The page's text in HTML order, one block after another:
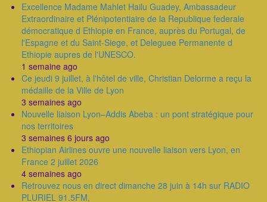
Excellence Madame Mahlet Hailu Guadey, Ambassadeur
Extraordinaire et Plénipotentiaire de la Republique federale
démocratique d Ethiopie en France, auprès du Portugal, de
l'Espagne et du Saint-Siege, et Deleguee Permanente d
Ethiopie aupres de l'UNESCO.
1 semaine ago
Ce jeudi 9 juillet, à l'hôtel de ville, Christian Delorme a reçu la
médaille de la Ville de Lyon
3 semaines ago
Nouvelle liaison Lyon–Addis Abeba : un pont stratégique pour
nos territoires
3 semaines 6 jours ago
Ethiopian Airlines ouvre une nouvelle liaison vers Lyon, en
France 2 juillet 2026
4 semaines ago
Retrouvez nous en direct dimanche 28 juin à 14h sur RADIO
PLURIEL 91.5FM,